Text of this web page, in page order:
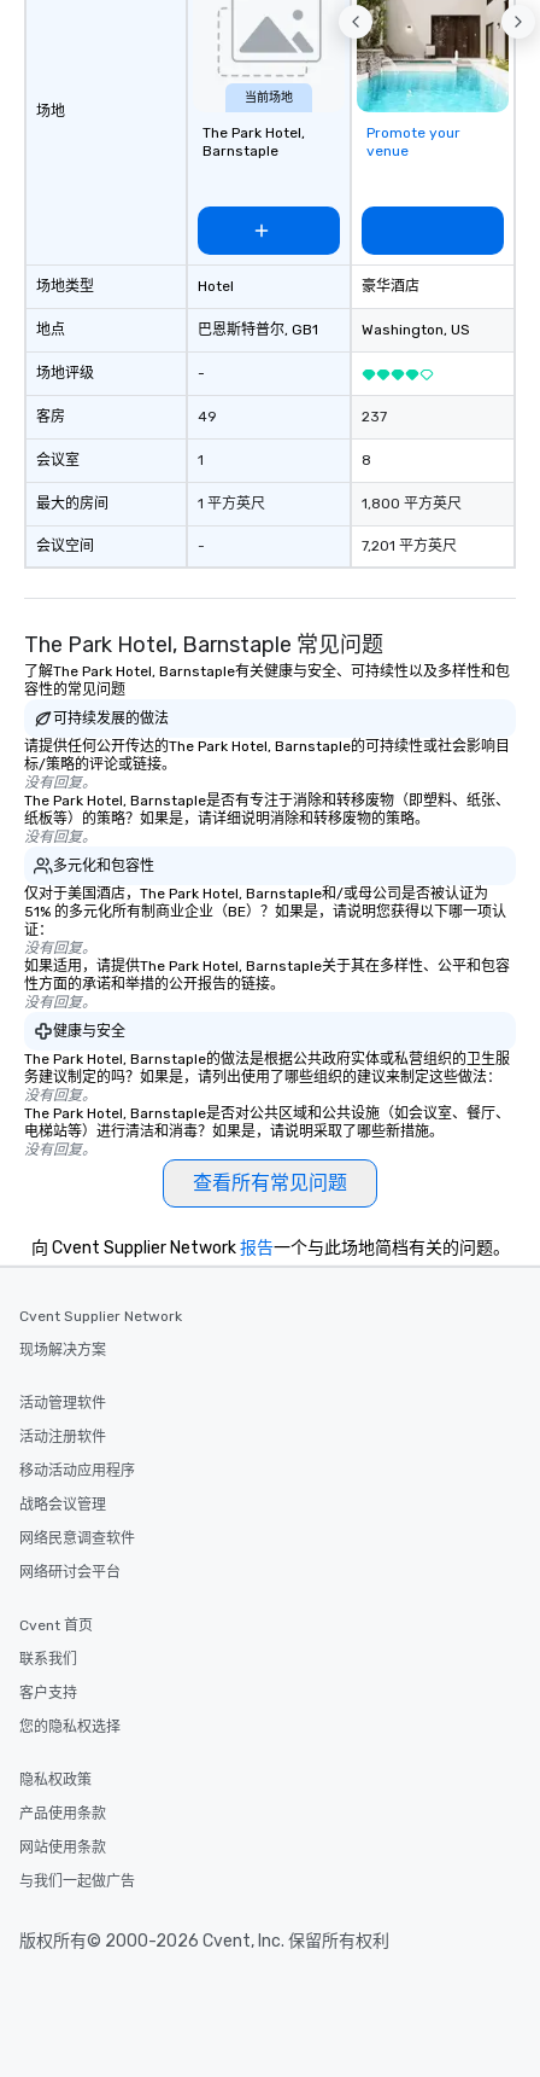
Activities and Conferences are our
easy (and “non-cringey”) way for
attendees to connect quickly —
especially those, for virtual events, at
different locations! These quick
connections create a friendly,
communication beyond the event
场地
场地类型
地点
场地评级
客房
会议室
最大的房间
会议空间
当前场地
The Park Hotel,
Barnstaple
Hotel
巴恩斯特普尔, GB1
-
49
1
1 平方英尺
-
Promote your
venue
豪华酒店
Washington, US
237
8
1,800 平方英尺
7,201 平方英尺
The Park Hotel, Barnstaple 常见问题
了解The Park Hotel, Barnstaple有关健康与安全、可持续性以及多样性和包
容性的常见问题
可持续发展的做法
请提供任何公开传达的The Park Hotel, Barnstaple的可持续性或社会影响目
标/策略的评论或链接。
没有回复。
The Park Hotel, Barnstaple是否有专注于消除和转移废物（即塑料、纸张、
纸板等）的策略？如果是，请详细说明消除和转移废物的策略。
没有回复。
多元化和包容性
仅对于美国酒店，The Park Hotel, Barnstaple和/或母公司是否被认证为
51% 的多元化所有制商业企业（BE）？如果是，请说明您获得以下哪一项认
证：
没有回复。
如果适用，请提供The Park Hotel, Barnstaple关于其在多样性、公平和包容
性方面的承诺和举措的公开报告的链接。
没有回复。
健康与安全
The Park Hotel, Barnstaple的做法是根据公共政府实体或私营组织的卫生服
务建议制定的吗？如果是，请列出使用了哪些组织的建议来制定这些做法：
没有回复。
The Park Hotel, Barnstaple是否对公共区域和公共设施（如会议室、餐厅、
电梯站等）进行清洁和消毒？如果是，请说明采取了哪些新措施。
没有回复。
查看所有常见问题
向 Cvent Supplier Network报告一个与此场地简档有关的问题。
Cvent Supplier Network
现场解决方案
活动管理软件
活动注册软件
移动活动应用程序
战略会议管理
网络民意调查软件
网络研讨会平台
Cvent 首页
联系我们
客户支持
您的隐私权选择
隐私权政策
产品使用条款
网站使用条款
与我们一起做广告
版权所有© 2000-2026 Cvent, Inc. 保留所有权利